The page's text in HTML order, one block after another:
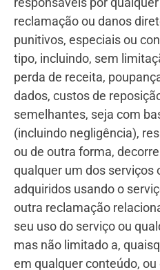
reclamação ou danos
punitivos, especiais ou
tipo, incluindo, sem
perda de receita,
dados, custos de
semelhantes, seja com
(incluindo negligência),
ou de outra forma,
qualquer um dos serviços
adquiridos usando o
outra reclamação
seu uso do serviço ou
mas não limitado a,
em qualquer conteúdo,